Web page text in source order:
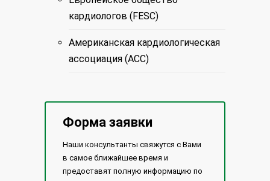
кардиологов (FESC)
Американская кардиологическая
ассоциация (ACC)
Форма заявки
Наши консультанты свяжутся с Вами
в самое ближайшее время и
предоставят полную информацию по